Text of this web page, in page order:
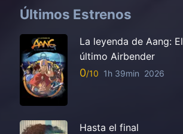
Últimos Estrenos
La leyenda de Aang: El
último Airbender
0 1h 39min 2026
Hasta el final